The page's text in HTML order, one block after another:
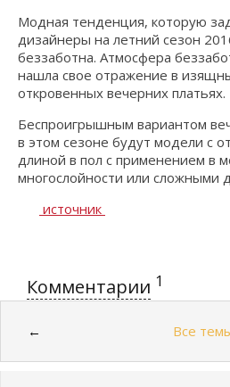
Модная тенденция, которую
дизайнеры на летний сезон
беззаботна. Атмосфера
нашла свое отражение в
откровенных вечерних платьях.
Беспроигрышным вариантом
в этом сезоне будут модели с
длиной в пол с применением в
многослойности или сложными
источник
Комментарии 1
← Все